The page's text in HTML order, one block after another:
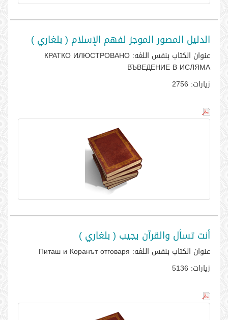
الدليل المصور الموجز لفهم الإسلام ( بلغاري )
عنوان الكتاب بنفس اللغه: КРАТКО ИЛЮСТРОВАНО
ВЪВЕДЕНИЕ В ИСЛЯМА
زيارات:
أنت تسأل والقرآن يجيب ( بلغاري )
عنوان الكتاب بنفس اللغه:
زيارات: